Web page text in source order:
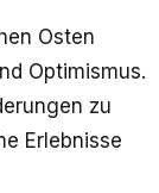
Osten
Optimismus.
zu
Erlebnisse